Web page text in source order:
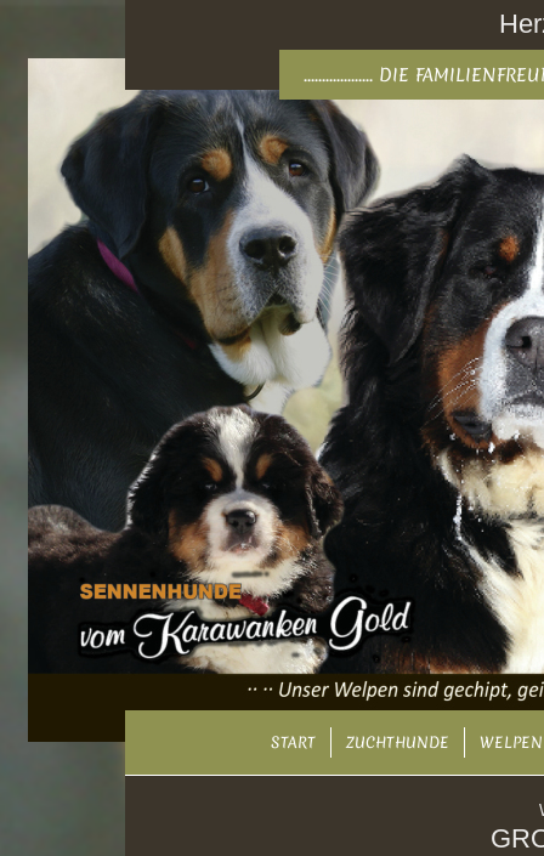
................... DIE
START ZUCHTHUNDE WELPEN